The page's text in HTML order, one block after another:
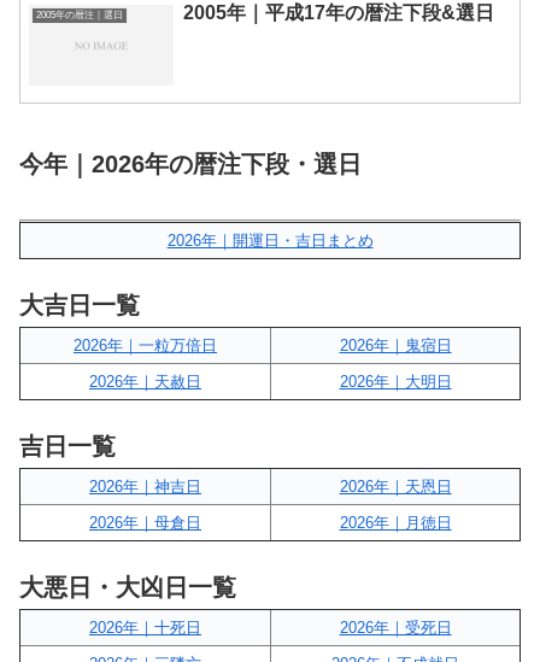
2005年の暦注｜選日 2005年｜平成17年の暦注下段&選日
今年｜2026年の暦注下段・選日
2026年｜開運日・吉日まとめ
大吉日一覧
2026年｜一粒万倍日
2026年｜鬼宿日
2026年｜天赦日
2026年｜大明日
吉日一覧
2026年｜神吉日
2026年｜天恩日
2026年｜母倉日
2026年｜月徳日
大悪日・大凶日一覧
2026年｜十死日
2026年｜受死日